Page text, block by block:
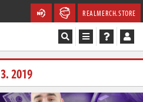
REALMERCH.STORE
2019